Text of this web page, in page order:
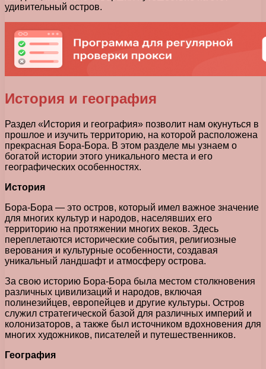
удивительный остров.
История и география
Раздел «История и география» позволит нам окунуться в
прошлое и изучить территорию, на которой расположена
прекрасная Бора-Бора. В этом разделе мы узнаем о
богатой истории этого уникального места и его
географических особенностях.
История
Бора-Бора — это остров, который имел важное значение
для многих культур и народов, населявших его
территорию на протяжении многих веков. Здесь
переплетаются исторические события, религиозные
верования и культурные особенности, создавая
уникальный ландшафт и атмосферу острова.
За свою историю Бора-Бора была местом столкновения
различных цивилизаций и народов, включая
полинезийцев, европейцев и другие культуры. Остров
служил стратегической базой для различных империй и
колонизаторов, а также был источником вдохновения для
многих художников, писателей и путешественников.
География